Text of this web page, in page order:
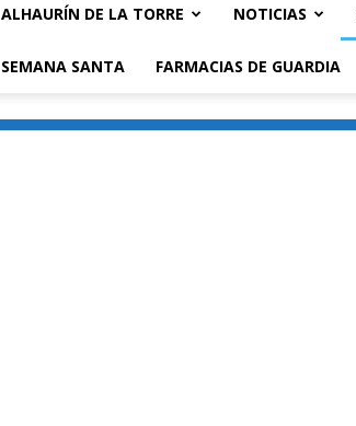
ALHAURÍN DE LA TORRE NOTICIAS
SEMANA SANTA FARMACIAS DE GUARDIA